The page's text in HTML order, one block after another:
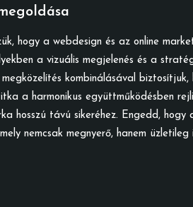
hogy a webdesign és az online
a vizuális megjelenés és a
kombinálásával biztosítjuk,
a harmonikus együttműködésben
hosszú távú sikeréhez. Engedd,
nemcsak megnyerő, hanem üzletileg